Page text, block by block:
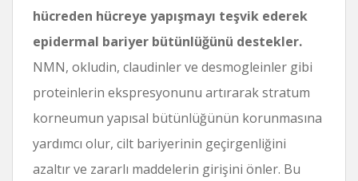
hücreden hücreye yapışmayı teşvik ederek
epidermal bariyer bütünlüğünü destekler.
NMN, okludin, claudinler ve desmogleinler gibi
proteinlerin ekspresyonunu artırarak stratum
korneumun yapısal bütünlüğünün korunmasına
yardımcı olur, cilt bariyerinin geçirgenliğini
azaltır ve zararlı maddelerin girişini önler. Bu